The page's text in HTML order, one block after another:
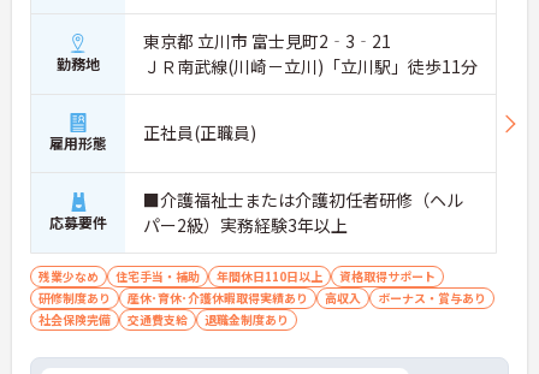
勤務地
東京都 立川市 富士見町2‐3‐21
ＪＲ南武線(川崎－立川)「立川駅」徒歩11分
雇用形態 正社員(正職員)
応募要件
■介護福祉士または介護初任者研修（ヘル
パー2級）実務経験3年以上
残業少なめ 住宅手当・補助 年間休日110日以上
資格取得サポート
研修制度あり
産休･育休･介護休暇取得実績あり 高収入
ボーナス・賞与あり
社会保険完備
交通費支給 退職金制度あり